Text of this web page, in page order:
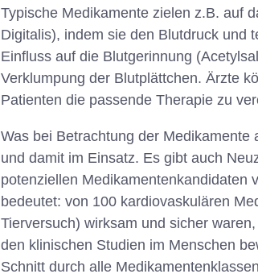
Typische Medikamente zielen z.B. auf
Digitalis), indem sie den Blutdruck und
Einfluss auf die Blutgerinnung
Verklumpung der Blutplättchen. Ärzte
Patienten die passende Therapie zu
Was bei Betrachtung der
und damit im Einsatz. Es gibt auch
potenziellen Medikamentenkandidaten
bedeutet: von 100 kardiovaskulären
Tierversuch) wirksam und sicher
den klinischen Studien im Menschen
Schnitt durch alle